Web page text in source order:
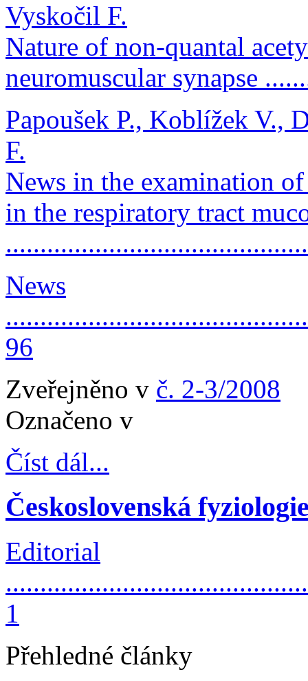
Vyskočil F.
Nature of non-quantal
neuromuscular synapse
Papoušek P., Koblížek V.,
F.
News in the examination
in the respiratory tract
News
96
Zveřejněno v č. 2-3/2008
Označeno v
Číst dál...
Československá
Editorial
1
Přehledné články